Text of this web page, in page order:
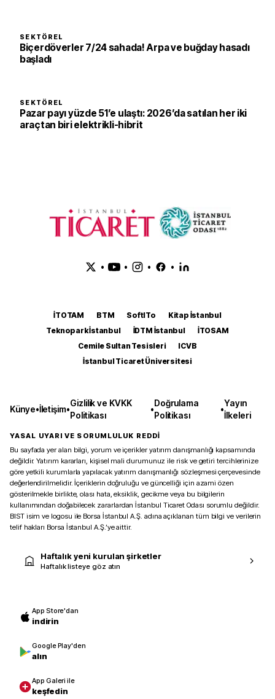
SEKTÖREL
Biçerdöverler 7/24 sahada! Arpa ve buğday hasadı
başladı
SEKTÖREL
Pazar payı yüzde 51’e ulaştı: 2026’da satılan her iki
araçtan biri elektrikli-hibrit
• • • •
İTOTAM BTM SoftITo
Kitap İstanbul
Teknopark İstanbul
İDTM İstanbul
İTOSAM
Cemile Sultan Tesisleri
ICVB
İstanbul Ticaret Üniversitesi
Künye•İletişim•
Gizlilik ve KVKK
Politikası
•
Doğrulama
Politikası
•
Yayın
İlkeleri
YASAL UYARI VE SORUMLULUK REDDİ
Bu sayfada yer alan bilgi, yorum ve içerikler yatırım danışmanlığı kapsamında
değildir. Yatırım kararları, kişisel mali durumunuz ile risk ve getiri tercihlerinize
göre yetkili kurumlarla yapılacak yatırım danışmanlığı sözleşmesi çerçevesinde
değerlendirilmelidir. İçeriklerin doğruluğu ve güncelliği için azami özen
gösterilmekle birlikte, olası hata, eksiklik, gecikme veya bu bilgilerin
kullanımından doğabilecek zararlardan İstanbul Ticaret Odası sorumlu değildir.
BIST isim ve logosu ile Borsa İstanbul A.Ş. adına açıklanan tüm bilgi ve verilerin
telif hakları Borsa İstanbul A.Ş.’ye aittir.
Haftalık yeni kurulan şirketler
Haftalık listeye göz atın
App Store'dan
indirin
Google Play'den
alın
App Galeri ile
keşfedin